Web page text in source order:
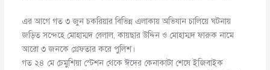
এর আগে গত ৩ জুন চকরিয়ার বিভিন্ন এলাকায় অভিযান চালিয়ে ঘটনায়
জড়িত সন্দেহে মোহাম্মদ বেলাল, কায়ছার উদ্দিন ও মোহাম্মদ ফারুক নামে
আরো ৩ জনকে গ্রেফতার করে পুলিশ।
গত ২৪ মে ঢেমুশিয়া স্টেশন থেকে ঈদের কেনাকাটা শেষে ইজিবাইক